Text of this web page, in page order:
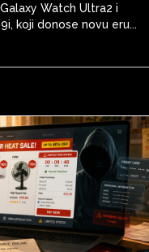
Watch Ultra2 i
koji donose novu eru...